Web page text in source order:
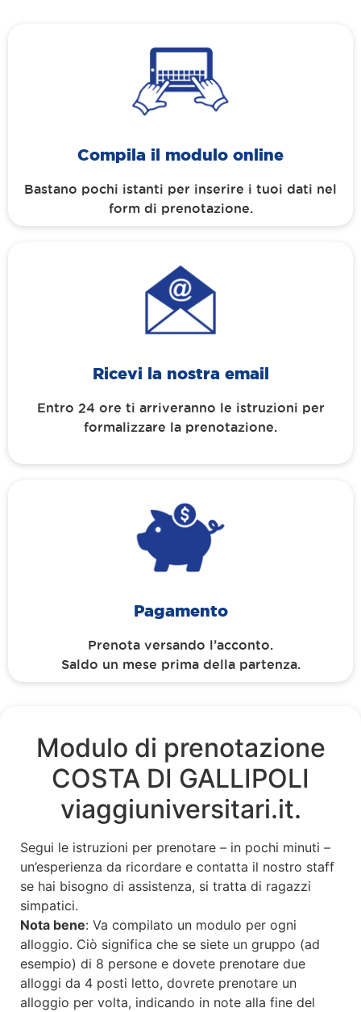
Compila il modulo online
Bastano pochi istanti per inserire i tuoi dati nel
form di prenotazione.
Ricevi la nostra email
Entro 24 ore ti arriveranno le istruzioni per
formalizzare la prenotazione.
Pagamento
Prenota versando l’acconto.
Saldo un mese prima della partenza.
Modulo di prenotazione
COSTA DI GALLIPOLI
viaggiuniversitari.it.
Segui le istruzioni per prenotare – in pochi minuti –
un’esperienza da ricordare e contatta il nostro staff
se hai bisogno di assistenza, si tratta di ragazzi
simpatici.
Nota bene: Va compilato un modulo per ogni
alloggio. Ciò significa che se siete un gruppo (ad
esempio) di 8 persone e dovete prenotare due
alloggi da 4 posti letto, dovrete prenotare un
alloggio per volta, indicando in note alla fine del